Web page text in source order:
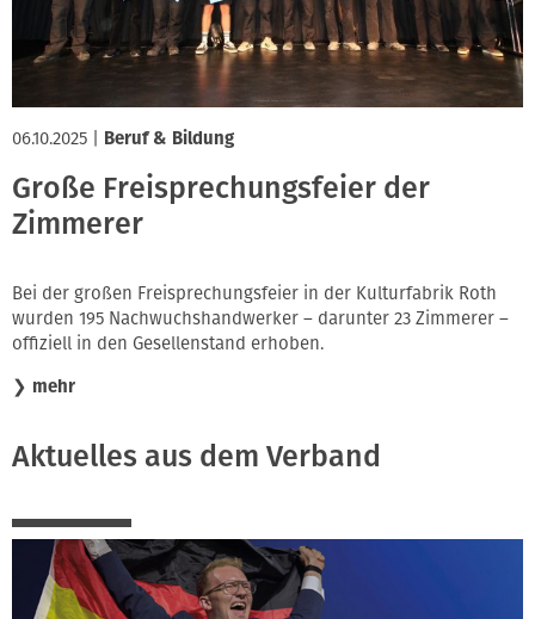
06.10.2025 Beruf & Bildung
Große Freisprechungsfeier der
Zimmerer
Bei der großen Freisprechungsfeier in der Kulturfabrik Roth
wurden 195 Nachwuchshandwerker – darunter 23 Zimmerer –
offiziell in den Gesellenstand erhoben.
❯ mehr
Aktuelles aus dem Verband